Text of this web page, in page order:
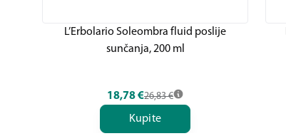
L’Erbolario Soleombra fluid poslije
sunčanja, 200 ml
18,78€26,83 €
Kupite